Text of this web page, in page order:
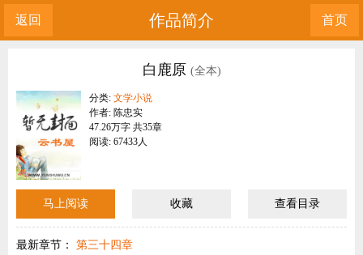
返回 首页
作品简介
白鹿原 (全本)
分类: 文学小说
作者: 陈忠实
47.26万字 共35章
阅读: 67433人
马上阅读 收藏 查看目录
最新章节： 第三十四章